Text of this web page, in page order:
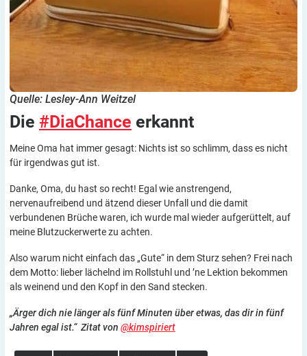
Quelle: Lesley-Ann Weitzel
Die #DiaChance erkannt
Meine Oma hat immer gesagt: Nichts ist so schlimm, dass es nicht
für irgendwas gut ist.
Danke, Oma, du hast so recht! Egal wie anstrengend,
nervenaufreibend und ätzend dieser Unfall und die damit
verbundenen Brüche waren, ich wurde mal wieder aufgerüttelt, auf
meine Blutzuckerwerte zu achten.
Also warum nicht einfach das „Gute“ in dem Sturz sehen? Frei nach
dem Motto: lieber lächelnd im Rollstuhl und ’ne Lektion bekommen
als weinend und den Kopf in den Sand stecken.
„Ärger dich nie länger als fünf Minuten über etwas, das dir in fünf
Jahren egal ist.“ Zitat von @kimspiriert